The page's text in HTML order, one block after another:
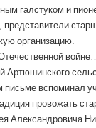
галстуком и
представители
организацию.
Артюшинского
вспоминал
провожать
Александровича